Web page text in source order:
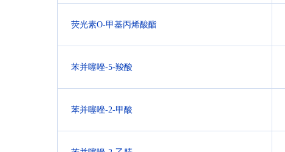
荧光素O-甲基丙烯酸酯
苯并噻唑-5-羧酸
苯并噻唑-2-甲酸